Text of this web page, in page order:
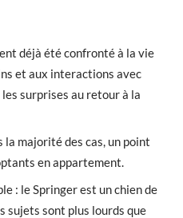
déjà été confronté à la vie
et aux interactions avec
surprises au retour à la
la majorité des cas, un point
en appartement.
: le Springer est un chien de
sujets sont plus lourds que